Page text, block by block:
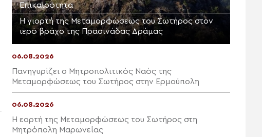
Επικαιρότητα
Η γιορτή της Μεταμορφώσεως του Σωτήρος στον
ιερό βράχο της Πρασινάδας Δράμας
06.08.2026
Πανηγυρίζει ο Μητροπολιτικός Ναός της
Μεταμορφώσεως του Σωτήρος στην Ερμούπολη
06.08.2026
Η εορτή της Μεταμορφώσεως του Σωτήρος στη
Μητρόπολη Μαρωνείας